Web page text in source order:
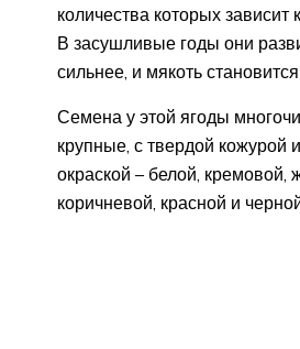
количества которых зависит
В засушливые годы они
сильнее, и мякоть становится
Семена у этой ягоды
крупные, с твердой кожурой
окраской – белой, кремовой,
коричневой, красной и